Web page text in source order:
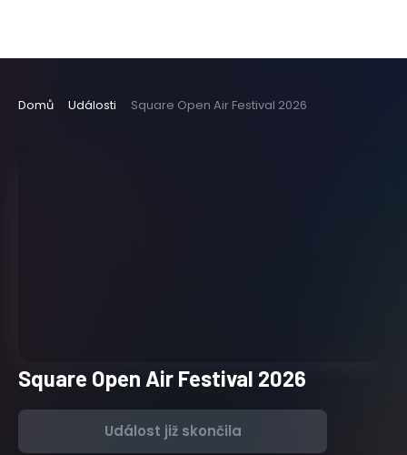
Domů Události Square Open Air Festival 2026
Square Open Air Festival 2026
Událost již skončila